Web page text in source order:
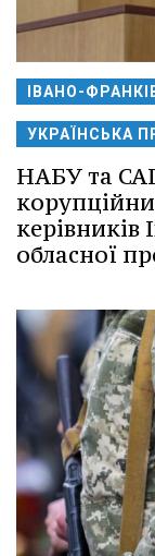
ІВАНО-
УКРАЇНСЬКА
НАБУ та
керівників
обласної